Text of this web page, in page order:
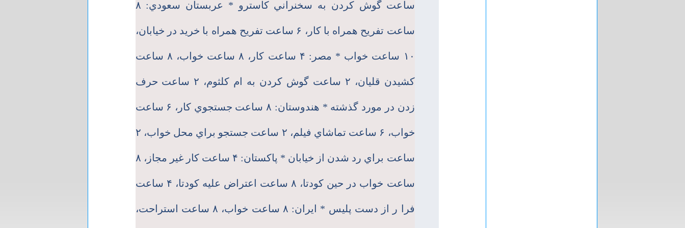
ساعت گوش كردن به سخنراني كاسترو * عربستان سعودي: ۸
ساعت تفريح همراه با كار، ۶ ساعت تفريح همراه با خريد در خيابان،
۱۰ ساعت خواب * مصر: ۴ ساعت كار، ۸ ساعت خواب، ۸ ساعت
كشيدن قليان، ۲ ساعت گوش كردن به ام كلثوم، ۲ ساعت حرف
زدن در مورد گذشته * هندوستان: ۸ ساعت جستجوي كار، ۶ ساعت
خواب، ۶ ساعت تماشاي فيلم، ۲ ساعت جستجو براي محل خواب، ۲
ساعت براي رد شدن از خيابان * پاكستان: ۴ ساعت كار غير مجاز، ۸
ساعت خواب در حين كودتا، ۸ ساعت اعتراض عليه كودتا، ۴ ساعت
فرا ر از دست پليس * ايران: ۸ ساعت خواب، ۸ ساعت استراحت،